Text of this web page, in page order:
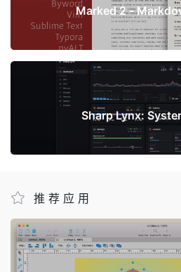
Marked 2 -
Sharp Lynx:
推荐应用